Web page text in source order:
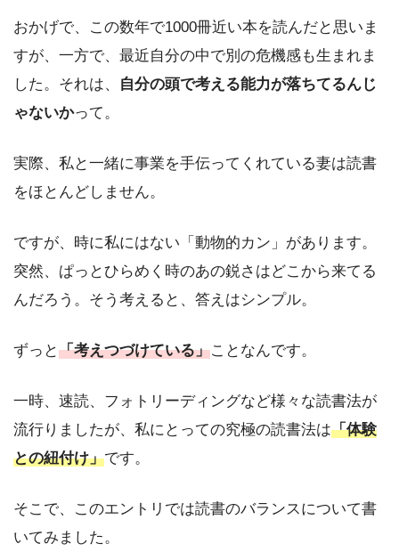
おかげで、この数年で1000冊近い本を読んだと思いま
すが、一方で、最近自分の中で別の危機感も生まれま
した。それは、
自分の頭で考える能力が落ちてるんじ
ゃないかって。
実際、私と一緒に事業を手伝ってくれている妻は読書
をほとんどしません。
ですが、時に私にはない「動物的カン」があります。
突然、ぱっとひらめく時のあの鋭さはどこから来てる
んだろう。そう考えると、答えはシンプル。
ずっと「考えつづけている」ことなんです。
一時、速読、フォトリーディングなど様々な読書法が
流行りましたが、私にとっての究極の読書法は「体験
との紐付け」です。
そこで、このエントリでは読書のバランスについて書
いてみました。